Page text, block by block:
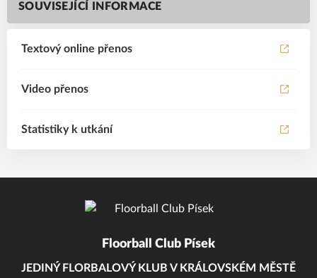
SOUVISEJÍCÍ INFORMACE
Textový online přenos
Video přenos
Statistiky k utkání
Floorball Club Písek
JEDINÝ FLORBALOVÝ KLUB V KRÁLOVSKÉM MĚSTĚ